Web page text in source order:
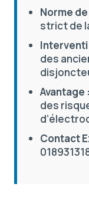
Norme
strict de
des
Avantage :
des
Contact